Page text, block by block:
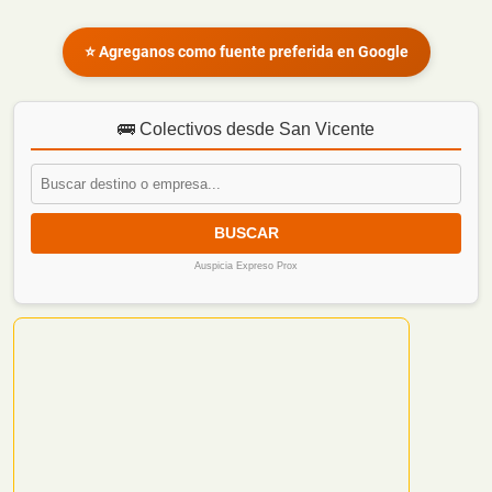
⭐ Agreganos como fuente preferida en Google
🚌 Colectivos desde San Vicente
BUSCAR
Auspicia Expreso Prox